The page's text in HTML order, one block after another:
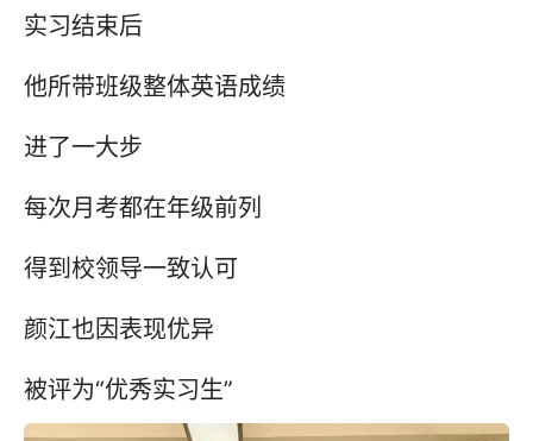
实习结束后
他所带班级整体英语成绩
进了一大步
每次月考都在年级前列
得到校领导一致认可
颜江也因表现优异
被评为“优秀实习生”